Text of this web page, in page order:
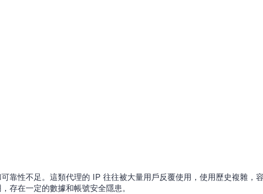
靠性不足。這類代理的 IP 往往被大量用戶反覆使用，使用歷史複雜，
存在一定的數據和帳號安全隱患。